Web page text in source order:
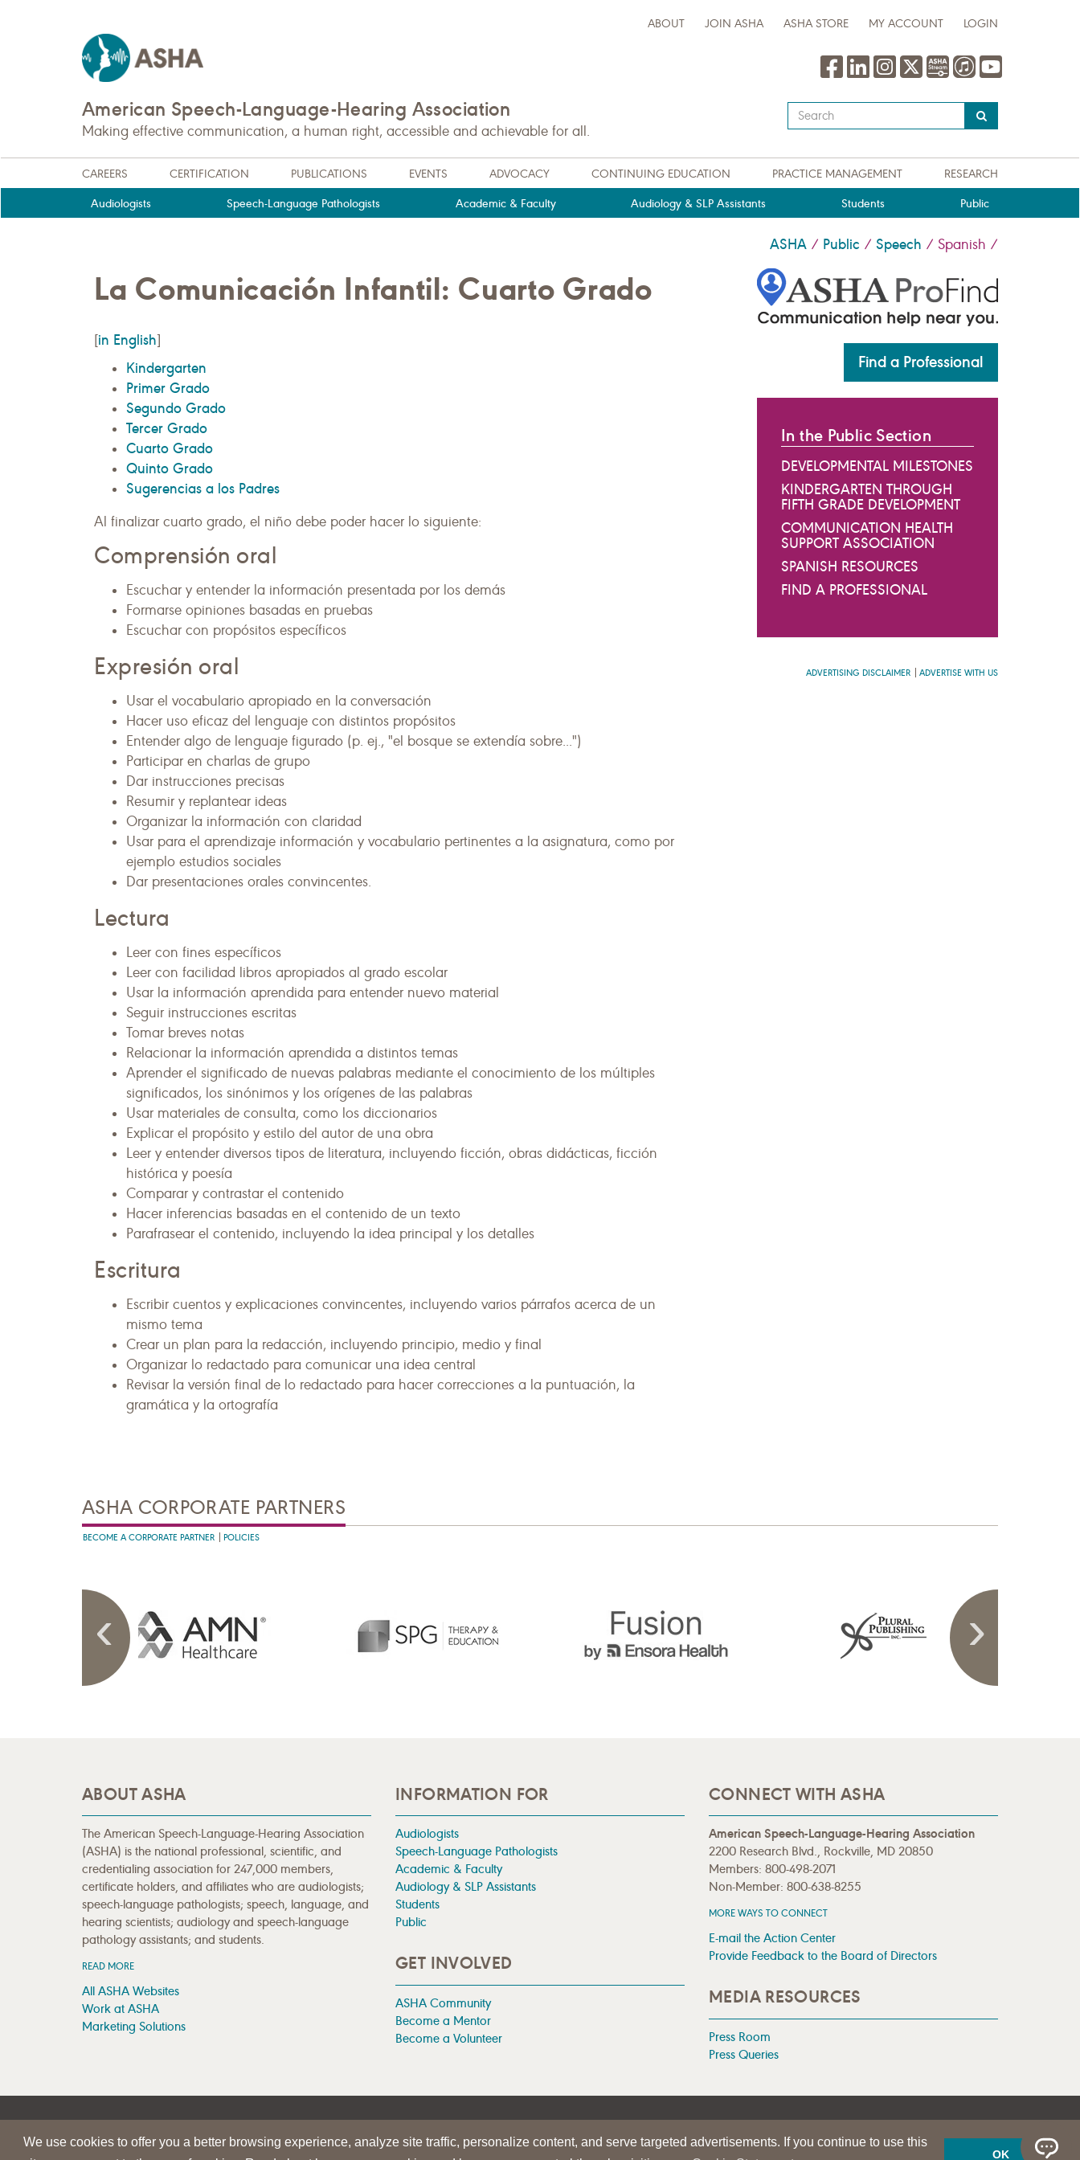
We use cookies to offer you a better browsing experience, analyze site traffic, personalize content, and serve targeted advertisements. If you continue to use this
OK
ABOUT JOIN ASHA ASHA STORE MY ACCOUNT LOGIN
American Speech-Language-Hearing Association
Making effective communication, a human right, accessible and achievable for all.
Type
your
query
here
CAREERS CERTIFICATION PUBLICATIONS EVENTS ADVOCACY CONTINUING EDUCATION PRACTICE MANAGEMENT RESEARCH
Audiologists Speech-Language Pathologists Academic & Faculty Audiology & SLP Assistants Students Public
ASHA / Public / Speech / Spanish /
La Comunicación Infantil: Cuarto Grado
[in English]
Kindergarten
Primer Grado
Segundo Grado
Tercer Grado
Cuarto Grado
Quinto Grado
Sugerencias a los Padres
Al finalizar cuarto grado, el niño debe poder hacer lo siguiente:
Comprensión oral
Escuchar y entender la información presentada por los demás
Formarse opiniones basadas en pruebas
Escuchar con propósitos específicos
Expresión oral
Usar el vocabulario apropiado en la conversación
Hacer uso eficaz del lenguaje con distintos propósitos
Entender algo de lenguaje figurado (p. ej., "el bosque se extendía sobre...")
Participar en charlas de grupo
Dar instrucciones precisas
Resumir y replantear ideas
Organizar la información con claridad
Usar para el aprendizaje información y vocabulario pertinentes a la asignatura, como por
ejemplo estudios sociales
Dar presentaciones orales convincentes.
Lectura
Leer con fines específicos
Leer con facilidad libros apropiados al grado escolar
Usar la información aprendida para entender nuevo material
Seguir instrucciones escritas
Tomar breves notas
Relacionar la información aprendida a distintos temas
Aprender el significado de nuevas palabras mediante el conocimiento de los múltiples
significados, los sinónimos y los orígenes de las palabras
Usar materiales de consulta, como los diccionarios
Explicar el propósito y estilo del autor de una obra
Leer y entender diversos tipos de literatura, incluyendo ficción, obras didácticas, ficción
histórica y poesía
Comparar y contrastar el contenido
Hacer inferencias basadas en el contenido de un texto
Parafrasear el contenido, incluyendo la idea principal y los detalles
Escritura
Escribir cuentos y explicaciones convincentes, incluyendo varios párrafos acerca de un
mismo tema
Crear un plan para la redacción, incluyendo principio, medio y final
Organizar lo redactado para comunicar una idea central
Revisar la versión final de lo redactado para hacer correcciones a la puntuación, la
gramática y la ortografía
Find a Professional
In the Public Section
DEVELOPMENTAL MILESTONES
KINDERGARTEN THROUGH
FIFTH GRADE DEVELOPMENT
COMMUNICATION HEALTH
SUPPORT ASSOCIATION
SPANISH RESOURCES
FIND A PROFESSIONAL
ADVERTISING DISCLAIMER ADVERTISE WITH US
ASHA CORPORATE PARTNERS
BECOME A CORPORATE PARTNER POLICIES
ABOUT ASHA
The American Speech-Language-Hearing Association
(ASHA) is the national professional, scientific, and
credentialing association for 247,000 members,
certificate holders, and affiliates who are audiologists;
speech-language pathologists; speech, language, and
hearing scientists; audiology and speech-language
pathology assistants; and students.
READ MORE
All ASHA Websites
Work at ASHA
Marketing Solutions
INFORMATION FOR
Audiologists
Speech-Language Pathologists
Academic & Faculty
Audiology & SLP Assistants
Students
Public
GET INVOLVED
ASHA Community
Become a Mentor
Become a Volunteer
CONNECT WITH ASHA
American Speech-Language-Hearing Association
2200 Research Blvd., Rockville, MD 20850
Members: 800-498-2071
Non-Member: 800-638-8255
MORE WAYS TO CONNECT
E-mail the Action Center
Provide Feedback to the Board of Directors
MEDIA RESOURCES
Press Room
Press Queries
American Speech-Language-Hearing Association